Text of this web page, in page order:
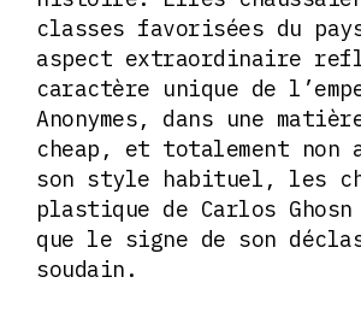
classes favorisées du
aspect extraordinaire
caractère unique de
Anonymes, dans une
cheap, et totalement non
son style habituel, les
plastique de Carlos
que le signe de son
soudain.